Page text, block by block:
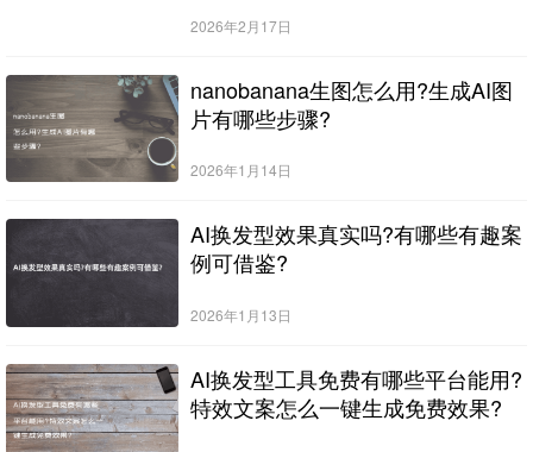
2026年2月17日
nanobanana生图怎么用?生成AI图
片有哪些步骤?
2026年1月14日
AI换发型效果真实吗?有哪些有趣案
例可借鉴?
2026年1月13日
AI换发型工具免费有哪些平台能用?
特效文案怎么一键生成免费效果?